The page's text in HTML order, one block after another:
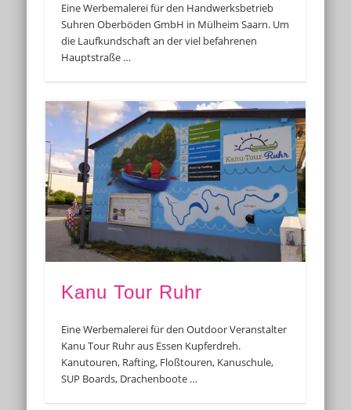
Eine Werbemalerei für den Handwerksbetrieb
Suhren Oberböden GmbH in Mülheim Saarn. Um
die Laufkundschaft an der viel befahrenen
Hauptstraße …
Kanu Tour Ruhr
Eine Werbemalerei für den Outdoor Veranstalter
Kanu Tour Ruhr aus Essen Kupferdreh.
Kanutouren, Rafting, Floßtouren, Kanuschule,
SUP Boards, Drachenboote …